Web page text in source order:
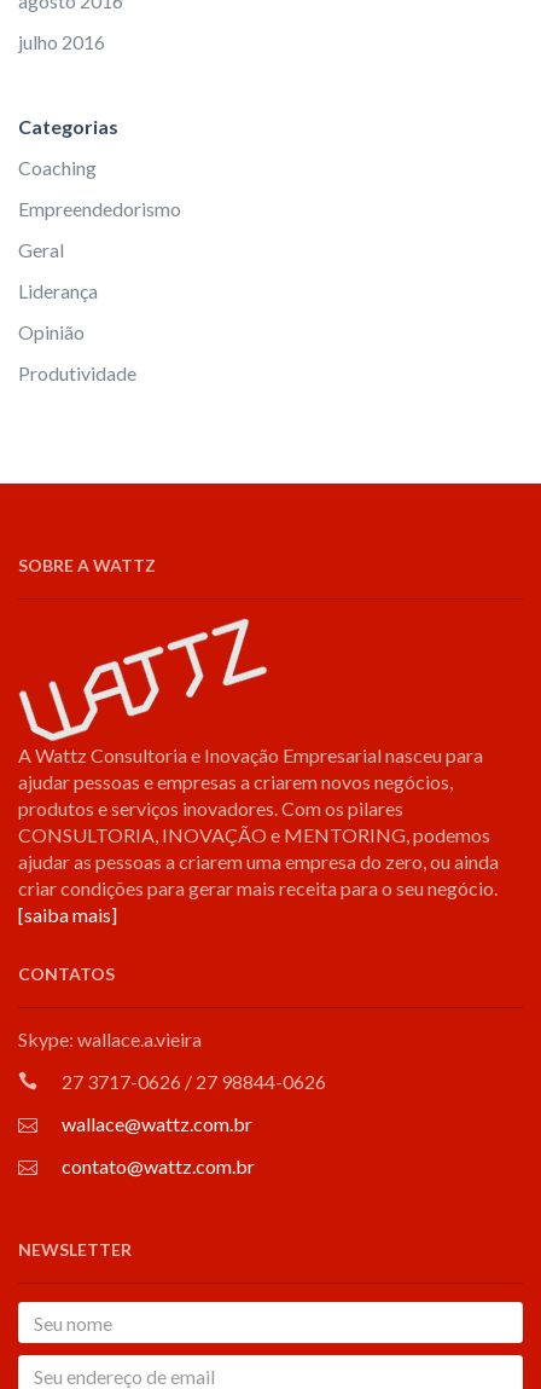
julho 2016
Categorias
Coaching
Empreendedorismo
Geral
Liderança
Opinião
Produtividade
SOBRE A WATTZ
A Wattz Consultoria e Inovação Empresarial nasceu para
ajudar pessoas e empresas a criarem novos negócios,
produtos e serviços inovadores. Com os pilares
CONSULTORIA, INOVAÇÃO e MENTORING, podemos
ajudar as pessoas a criarem uma empresa do zero, ou ainda
criar condições para gerar mais receita para o seu negócio.
[saiba mais]
CONTATOS
Skype: wallace.a.vieira
27 3717-0626 / 27 98844-0626
wallace@wattz.com.br
contato@wattz.com.br
NEWSLETTER